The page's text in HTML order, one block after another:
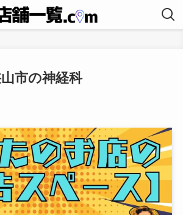
市の神経科